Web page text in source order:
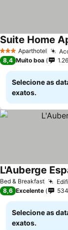
3 EstrelasAparthotel
Suite Home
8,4 Muito boa
Selecione as
exatos.
Bed & Breakfast
L'Auberge
8,6 Excelente 534
Selecione as
exatos.